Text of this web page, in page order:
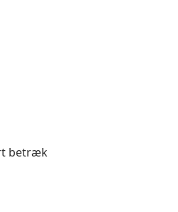
betræk